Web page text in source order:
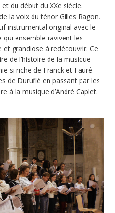
du début du XXe siècle.
la voix du ténor Gilles Ragon,
instrumental original avec le
ensemble ravivent les
grandiose à redécouvrir. Ce
de l’histoire de la musique
si riche de Franck et Fauré
de Duruflé en passant par les
à la musique d’André Caplet.